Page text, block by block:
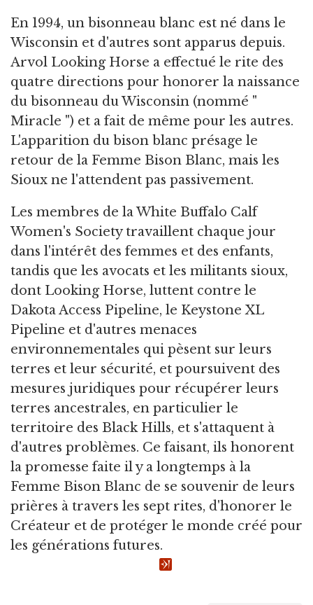
En 1994, un bisonneau blanc est né dans le
Wisconsin et d'autres sont apparus depuis.
Arvol Looking Horse a effectué le rite des
quatre directions pour honorer la naissance
du bisonneau du Wisconsin (nommé "
Miracle ") et a fait de même pour les autres.
L'apparition du bison blanc présage le
retour de la Femme Bison Blanc, mais les
Sioux ne l'attendent pas passivement.
Les membres de la White Buffalo Calf
Women's Society travaillent chaque jour
dans l'intérêt des femmes et des enfants,
tandis que les avocats et les militants sioux,
dont Looking Horse, luttent contre le
Dakota Access Pipeline, le Keystone XL
Pipeline et d'autres menaces
environnementales qui pèsent sur leurs
terres et leur sécurité, et poursuivent des
mesures juridiques pour récupérer leurs
terres ancestrales, en particulier le
territoire des Black Hills, et s'attaquent à
d'autres problèmes. Ce faisant, ils honorent
la promesse faite il y a longtemps à la
Femme Bison Blanc de se souvenir de leurs
prières à travers les sept rites, d'honorer le
Créateur et de protéger le monde créé pour
les générations futures.